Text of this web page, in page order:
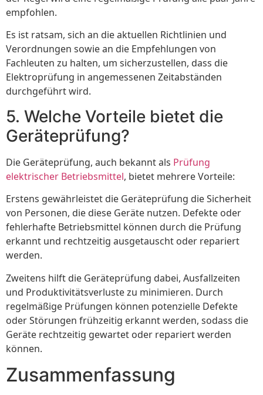
empfohlen.
Es ist ratsam, sich an die aktuellen Richtlinien und
Verordnungen sowie an die Empfehlungen von
Fachleuten zu halten, um sicherzustellen, dass die
Elektroprüfung in angemessenen Zeitabständen
durchgeführt wird.
5. Welche Vorteile bietet die
Geräteprüfung?
Die Geräteprüfung, auch bekannt als Prüfung
elektrischer Betriebsmittel, bietet mehrere Vorteile:
Erstens gewährleistet die Geräteprüfung die Sicherheit
von Personen, die diese Geräte nutzen. Defekte oder
fehlerhafte Betriebsmittel können durch die Prüfung
erkannt und rechtzeitig ausgetauscht oder repariert
werden.
Zweitens hilft die Geräteprüfung dabei, Ausfallzeiten
und Produktivitätsverluste zu minimieren. Durch
regelmäßige Prüfungen können potenzielle Defekte
oder Störungen frühzeitig erkannt werden, sodass die
Geräte rechtzeitig gewartet oder repariert werden
können.
Zusammenfassung